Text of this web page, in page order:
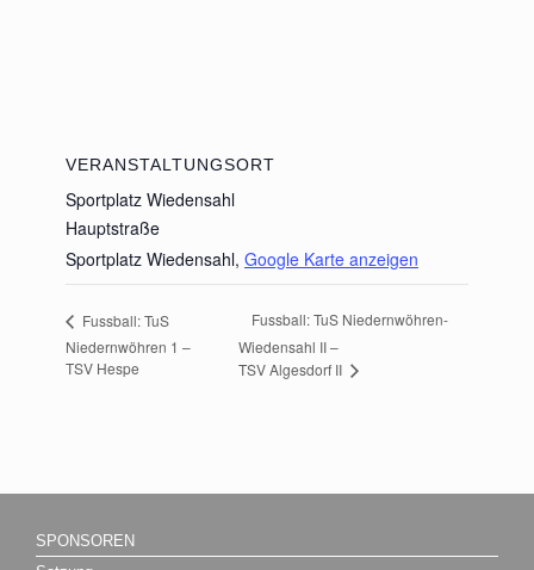
VERANSTALTUNGSORT
Sportplatz Wiedensahl
Hauptstraße
Sportplatz Wiedensahl, Google Karte anzeigen
Fussball: TuS
Niedernwöhren 1 –
TSV Hespe
Fussball: TuS Niedernwöhren-
Wiedensahl II –
TSV Algesdorf II
SPONSOREN